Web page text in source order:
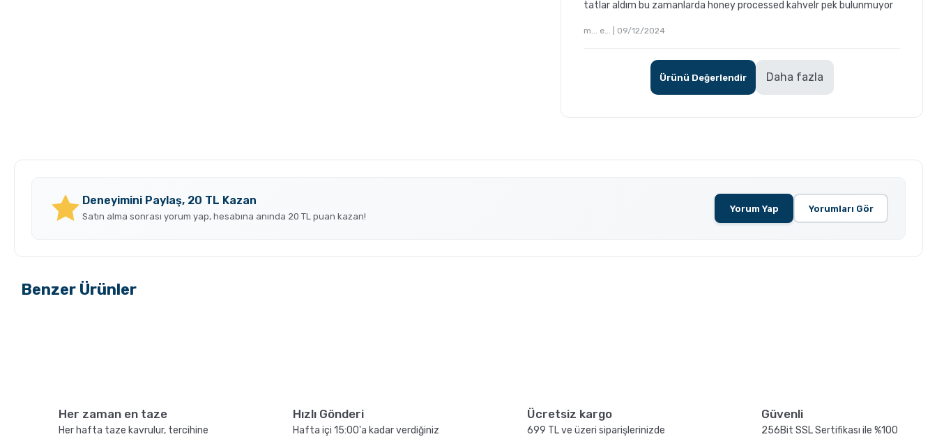
Kahve Nasıl Demlenir?
tatlar aldım bu zamanlarda honey processed kahvelr pek bulunmuyor
m... e... | 09/12/2024
Ürünü Değerlendir Daha fazla
Deneyimini Paylaş, 20 TL Kazan
Satın alma sonrası yorum yap, hesabına anında 20 TL puan kazan!
Yorum Yap Yorumları Gör
Benzer Ürünler
KAKAO
BITTER
LIMON
Her zaman en taze
Her hafta taze kavrulur, tercihine
Hızlı Gönderi
Hafta içi 15:00'a kadar verdiğiniz
Ücretsiz kargo
699 TL ve üzeri siparişlerinizde
Güvenli
256Bit SSL Sertifikası ile %100